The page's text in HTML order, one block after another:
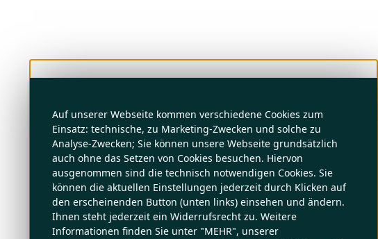
Auf unserer Webseite kommen verschiedene Cookies zum
Einsatz: technische, zu Marketing-Zwecken und solche zu
Analyse-Zwecken; Sie können unsere Webseite grundsätzlich
auch ohne das Setzen von Cookies besuchen. Hiervon
ausgenommen sind die technisch notwendigen Cookies. Sie
können die aktuellen Einstellungen jederzeit durch Klicken auf
den erscheinenden Button (unten links) einsehen und ändern.
Ihnen steht jederzeit ein Widerrufsrecht zu. Weitere
Informationen finden Sie unter "MEHR", unserer